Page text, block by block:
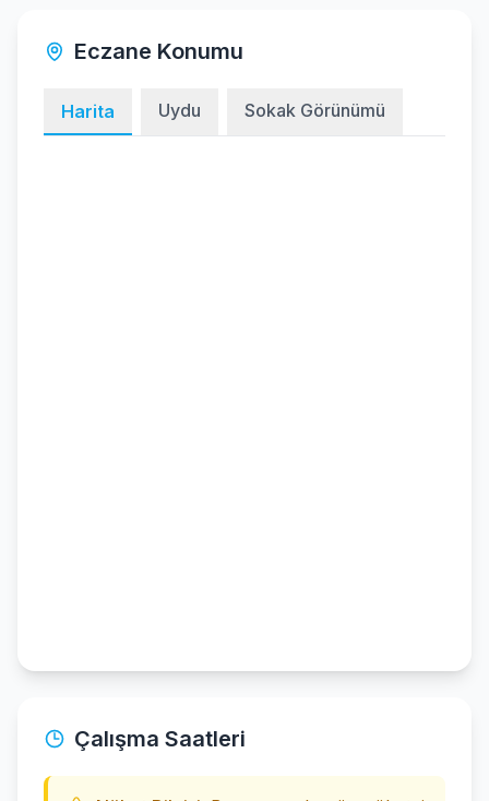
Eczane Konumu
Harita Uydu Sokak Görünümü
Çalışma Saatleri